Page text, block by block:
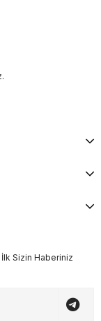
Sizin Haberiniz